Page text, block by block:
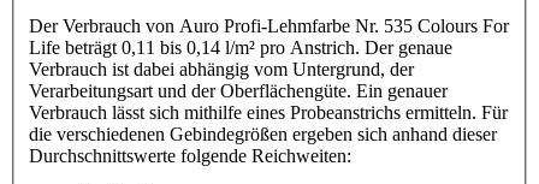
Der Verbrauch von Auro Profi-Lehmfarbe Nr. 535 Colours For
Life beträgt 0,11 bis 0,14 l/m² pro Anstrich. Der genaue
Verbrauch ist dabei abhängig vom Untergrund, der
Verarbeitungsart und der Oberflächengüte. Ein genauer
Verbrauch lässt sich mithilfe eines Probeanstrichs ermitteln. Für
die verschiedenen Gebindegrößen ergeben sich anhand dieser
Durchschnittswerte folgende Reichweiten: